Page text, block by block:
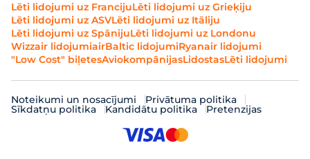
Lēti lidojumi uz FrancijuLēti lidojumi uz Grieķiju
Lēti lidojumi uz ASVLēti lidojumi uz Itāliju
Lēti lidojumi uz SpānijuLēti lidojumi uz Londonu
Wizzair lidojumiairBaltic lidojumiRyanair lidojumi
"Low Cost" biļetesAviokompānijasLidostasLēti lidojumi
Noteikumi un nosacījumi Privātuma politika
Sīkdatņu politika Kandidātu politika Pretenzijas